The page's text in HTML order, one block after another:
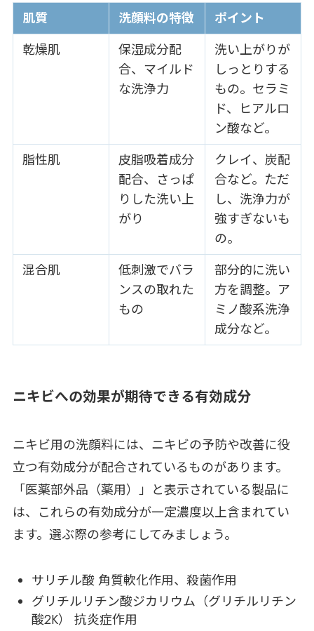
肌質 洗顔料の特徴
ポイント
乾燥肌
保湿成分配
合、マイルド
な洗浄力
洗い上がりが
しっとりする
もの。セラミ
ド、ヒアルロ
ン酸など。
脂性肌
皮脂吸着成分
配合、さっぱ
りした洗い上
がり
クレイ、炭配
合など。ただ
し、洗浄力が
強すぎないも
の。
混合肌
低刺激でバラ
ンスの取れた
もの
部分的に洗い
方を調整。ア
ミノ酸系洗浄
成分など。
ニキビへの効果が期待できる有効成分
ニキビ用の洗顔料には、ニキビの予防や改善に役
立つ有効成分が配合されているものがあります。
「医薬部外品（薬用）」と表示されている製品に
は、これらの有効成分が一定濃度以上含まれてい
ます。選ぶ際の参考にしてみましょう。
サリチル酸 角質軟化作用、殺菌作用
グリチルリチン酸ジカリウム（グリチルリチン
酸2K） 抗炎症作用